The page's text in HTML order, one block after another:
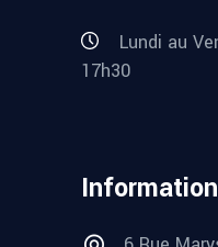
Lundi au
17h30